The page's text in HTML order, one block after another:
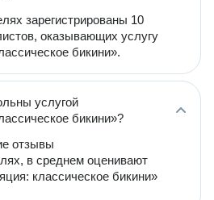
зарегистрированы 10
оказывающих услугу
бикини».
услугой
бикини»?
отзывы
в среднем оценивают
классическое бикини»